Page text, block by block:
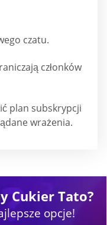
czatu.
członków
plan subskrypcji
wrażenia.
Cukier Tato?
opcje!